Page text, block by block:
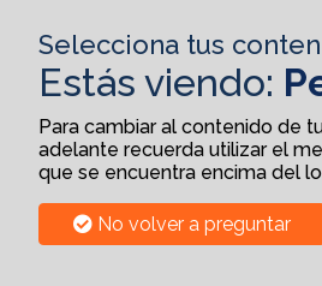
Selecciona tus
Estás viendo:
Para cambiar al contenido de
adelante recuerda utilizar el
que se encuentra encima del
No volver a preguntar